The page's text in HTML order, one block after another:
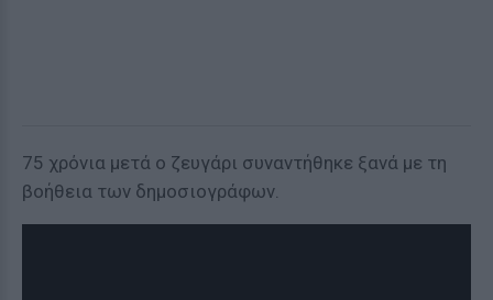
75 χρόνια μετά ο ζευγάρι συναντήθηκε ξανά με τη
βοήθεια των δημοσιογράφων.